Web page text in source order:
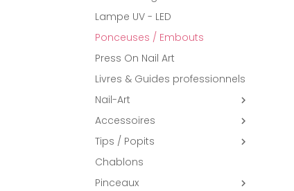
Lampe UV - LED
Ponceuses / Embouts
Press On Nail Art
Livres & Guides professionnels
Nail-Art

Accessoires 
Tips / Popits 
Chablons
Pinceaux
